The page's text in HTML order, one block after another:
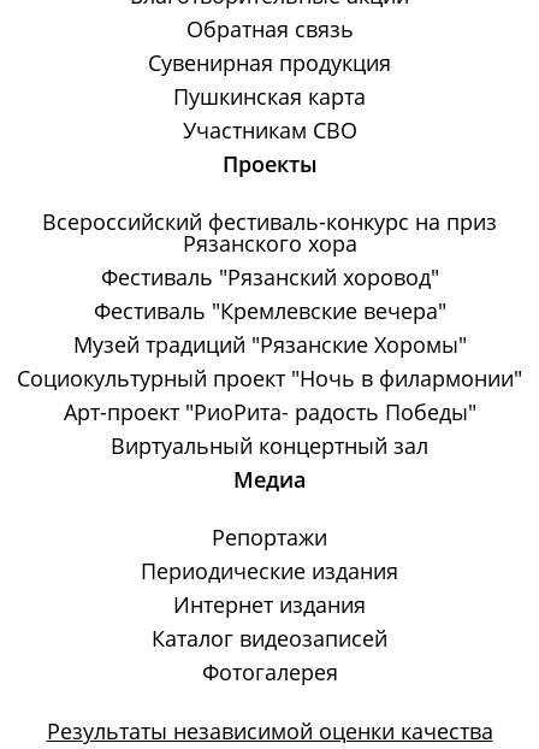
Обратная связь
Сувенирная продукция
Пушкинская карта
Участникам СВО
Проекты
Всероссийский фестиваль-конкурс на приз
Рязанского хора
Фестиваль "Рязанский хоровод"
Фестиваль "Кремлевские вечера"
Музей традиций "Рязанские Хоромы"
Социокультурный проект "Ночь в филармонии"
Арт-проект "РиоРита- радость Победы"
Виртуальный концертный зал
Медиа
Репортажи
Периодические издания
Интернет издания
Каталог видеозаписей
Фотогалерея
Результаты независимой оценки качества